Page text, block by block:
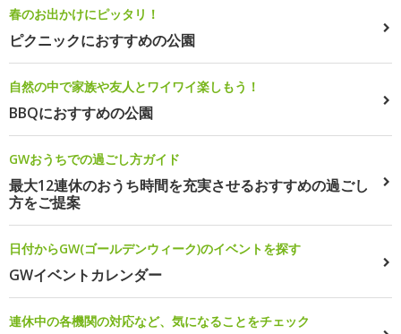
春のお出かけにピッタリ！
ピクニックにおすすめの公園
自然の中で家族や友人とワイワイ楽しもう！
BBQにおすすめの公園
GWおうちでの過ごし方ガイド
最大12連休のおうち時間を充実させるおすすめの過ごし
方をご提案
日付からGW(ゴールデンウィーク)のイベントを探す
GWイベントカレンダー
連休中の各機関の対応など、気になることをチェック